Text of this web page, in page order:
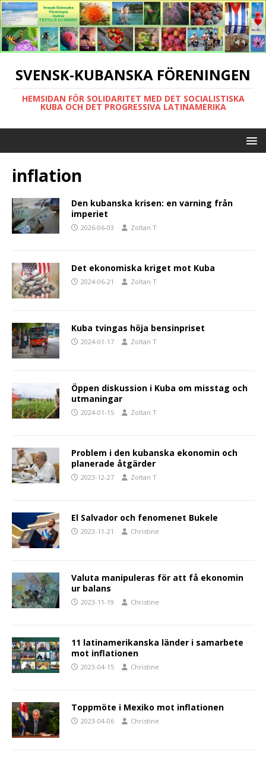
SVENSK-KUBANSKA FÖRENINGEN
HEMSIDAN FÖR SOLIDARITET MED DET SOCIALISTISKA
KUBA OCH DET PROGRESSIVA LATINAMERIKA
inflation
Den kubanska krisen: en varning från
imperiet
2026-06-03 Zoltan T
Det ekonomiska kriget mot Kuba
2024-06-21 Zoltan T
Kuba tvingas höja bensinpriset
2024-01-17 Zoltan T
Öppen diskussion i Kuba om misstag och
utmaningar
2024-01-15 Zoltan T
Problem i den kubanska ekonomin och
planerade åtgärder
2023-12-27 Zoltan T
El Salvador och fenomenet Bukele
2023-11-21 Christine
Valuta manipuleras för att få ekonomin
ur balans
2023-11-19 Christine
11 latinamerikanska länder i samarbete
mot inflationen
2023-04-15 Christine
Toppmöte i Mexiko mot inflationen
2023-04-06 Christine